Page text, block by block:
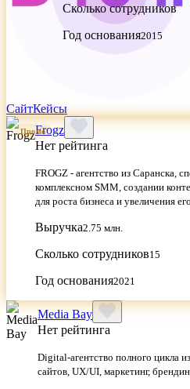
Сколько сотрудников
Год основания2015
СайтКейсы
ПромоFrogz
Нет рейтинга
FROGZ - агентство из Саранска,
комплексном SMM, создании
для роста бизнеса и увеличения
Выручка2.75 млн.
Сколько сотрудников15
Год основания2021
Media Bay
Нет рейтинга
Digital‑агентство полного цикла
сайтов, UX/UI, маркетинг,